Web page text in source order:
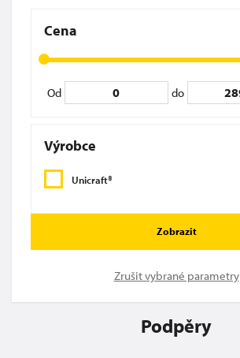
Cena
Od do
Výrobce
Unicraft®
Zobrazit
Zrušit vybrané parametry
Podpěry